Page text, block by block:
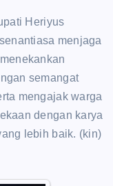
Heriyus
menjaga
semangat
mengajak warga
dengan karya
lebih baik. (kin)